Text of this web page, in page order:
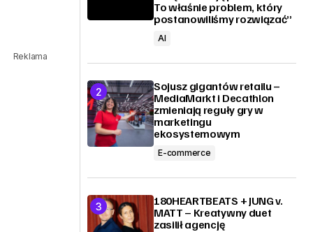
Reklama
To właśnie problem, który
postanowiliśmy rozwiązać”
AI
Sojusz gigantów retailu –
MediaMarkt i Decathlon
zmieniają reguły gry w
marketingu
ekosystemowym
E-commerce
180HEARTBEATS + JUNG v.
MATT – Kreatywny duet
zasilił agencję